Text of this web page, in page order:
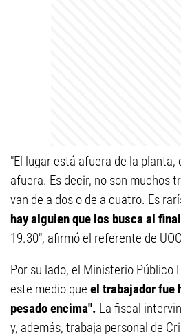
"El lugar está afuera de la planta,
afuera. Es decir, no son muchos
van de a dos o de a cuatro. Es
hay alguien que los busca al
19.30", afirmó el referente de
Por su lado, el Ministerio Público
este medio que el trabajador fue
pesado encima". La fiscal
y, además, trabaja personal de